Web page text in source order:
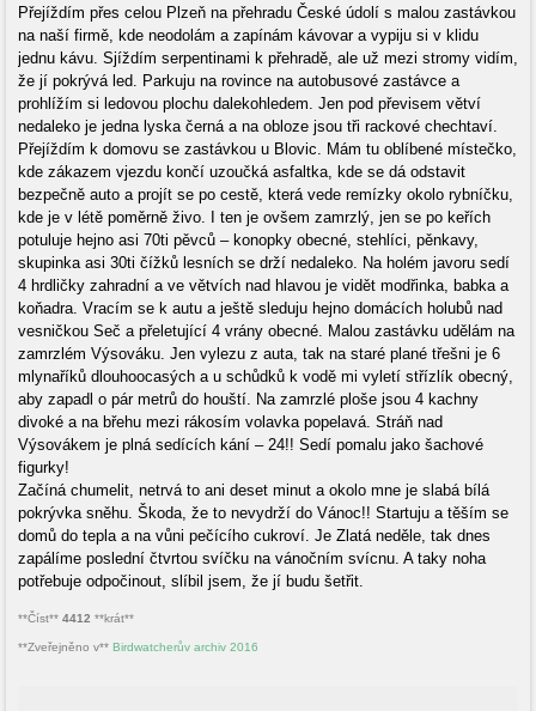
Přejíždím přes celou Plzeň na přehradu České údolí s malou zastávkou
na naší firmě, kde neodolám a zapínám kávovar a vypiju si v klidu
jednu kávu. Sjíždím serpentinami k přehradě, ale už mezi stromy vidím,
že jí pokrývá led. Parkuju na rovince na autobusové zastávce a
prohlížím si ledovou plochu dalekohledem. Jen pod převisem větví
nedaleko je jedna lyska černá a na obloze jsou tři rackové chechtaví.
Přejíždím k domovu se zastávkou u Blovic. Mám tu oblíbené místečko,
kde zákazem vjezdu končí uzoučká asfaltka, kde se dá odstavit
bezpečně auto a projít se po cestě, která vede remízky okolo rybníčku,
kde je v létě poměrně živo. I ten je ovšem zamrzlý, jen se po keřích
potuluje hejno asi 70ti pěvců – konopky obecné, stehlíci, pěnkavy,
skupinka asi 30ti čížků lesních se drží nedaleko. Na holém javoru sedí
4 hrdličky zahradní a ve větvích nad hlavou je vidět modřinka, babka a
koňadra. Vracím se k autu a ještě sleduju hejno domácích holubů nad
vesničkou Seč a přeletující 4 vrány obecné. Malou zastávku udělám na
zamrzlém Výsováku. Jen vylezu z auta, tak na staré plané třešni je 6
mlynaříků dlouhoocasých a u schůdků k vodě mi vyletí střízlík obecný,
aby zapadl o pár metrů do houští. Na zamrzlé ploše jsou 4 kachny
divoké a na břehu mezi rákosím volavka popelavá. Stráň nad
Výsovákem je plná sedících kání – 24!! Sedí pomalu jako šachové
figurky!
Začíná chumelit, netrvá to ani deset minut a okolo mne je slabá bílá
pokrývka sněhu. Škoda, že to nevydrží do Vánoc!! Startuju a těším se
domů do tepla a na vůni pečícího cukroví. Je Zlatá neděle, tak dnes
zapálíme poslední čtvrtou svíčku na vánočním svícnu. A taky noha
potřebuje odpočinout, slíbil jsem, že jí budu šetřit.
**Číst** 4412 **krát**
**Zveřejněno v** Birdwatcherův archiv 2016